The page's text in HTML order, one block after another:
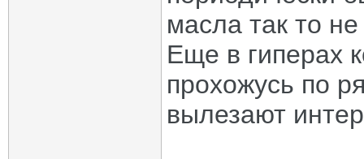
масла так то
Еще в гиперах
прохожусь по
вылезают